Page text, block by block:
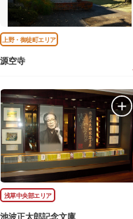
上野・御徒町エリア
源空寺
浅草中央部エリア
池波正太郎記念文庫